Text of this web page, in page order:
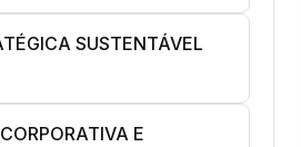
SUSTENTÁVEL
E